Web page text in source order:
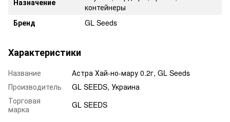
контейнеры
Бренд
GL Seeds
Характеристики
Название
Астра Хай-но-мару 0.2г, GL Seeds
Производитель
GL SEEDS, Украина
Торговая
марка
GL SEEDS